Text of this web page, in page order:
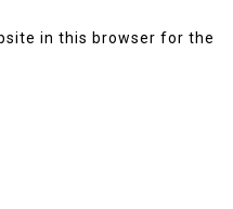
in this browser for the